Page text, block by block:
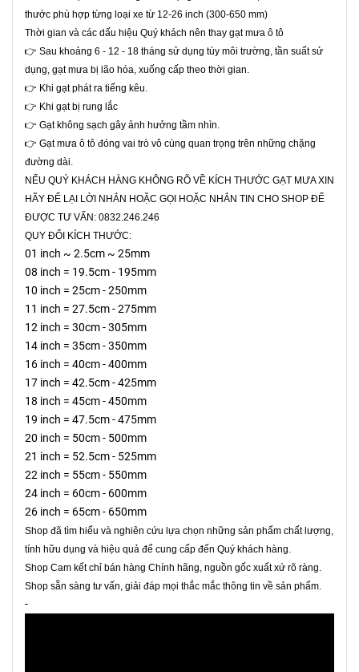
thước phù hợp từng loại xe từ 12-26 inch (300-650 mm)
Thời gian và các dấu hiệu Quý khách nên thay gạt mưa ô tô
👉 Sau khoảng 6 - 12 - 18 tháng sử dụng tùy môi trường, tần suất sử
dụng, gạt mưa bị lão hóa, xuống cấp theo thời gian.
👉 Khi gạt phát ra tiếng kêu.
👉 Khi gạt bị rung lắc
👉 Gạt không sạch gây ảnh hưởng tầm nhìn.
👉 Gạt mưa ô tô đóng vai trò vô cùng quan trọng trên những chặng
đường dài.
NẾU QUÝ KHÁCH HÀNG KHÔNG RÕ VỀ KÍCH THƯỚC GẠT MƯA XIN
HÃY ĐỂ LẠI LỜI NHẮN HOẶC GỌI HOẶC NHẮN TIN CHO SHOP ĐỂ
ĐƯỢC TƯ VẤN: 0832.246.246
QUY ĐỔI KÍCH THƯỚC:
01 inch ~ 2.5cm ~ 25mm
08 inch = 19.5cm - 195mm
10 inch = 25cm - 250mm
11 inch = 27.5cm - 275mm
12 inch = 30cm - 305mm
14 inch = 35cm - 350mm
16 inch = 40cm - 400mm
17 inch = 42.5cm - 425mm
18 inch = 45cm - 450mm
19 inch = 47.5cm - 475mm
20 inch = 50cm - 500mm
21 inch = 52.5cm - 525mm
22 inch = 55cm - 550mm
24 inch = 60cm - 600mm
26 inch = 65cm - 650mm
Shop đã tìm hiểu và nghiên cứu lựa chọn những sản phẩm chất lượng,
tính hữu dụng và hiệu quả để cung cấp đến Quý khách hàng.
Shop Cam kết chỉ bán hàng Chính hãng, nguồn gốc xuất xứ rõ ràng.
Shop sẵn sàng tư vấn, giải đáp mọi thắc mắc thông tin về sản phẩm.
-